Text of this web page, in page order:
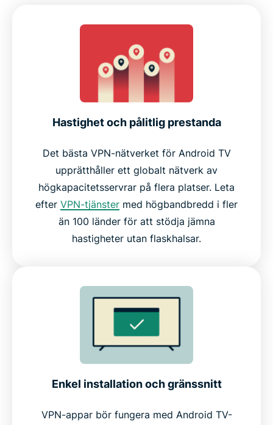
Hastighet och pålitlig prestanda
Det bästa VPN-nätverket för Android TV
upprätthåller ett globalt nätverk av
högkapacitetsservrar på flera platser. Leta
efter VPN-tjänster med högbandbredd i fler
än 100 länder för att stödja jämna
hastigheter utan flaskhalsar.
Enkel installation och gränssnitt
VPN-appar bör fungera med Android TV-